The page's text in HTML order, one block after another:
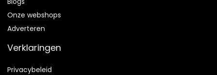
Onze webshops
Adverteren
Verklaringen
Privacybeleid